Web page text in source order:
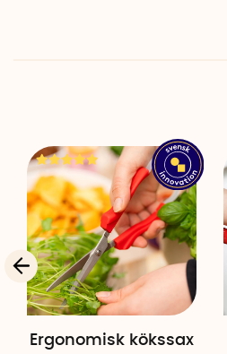
Ergonomisk kökssax